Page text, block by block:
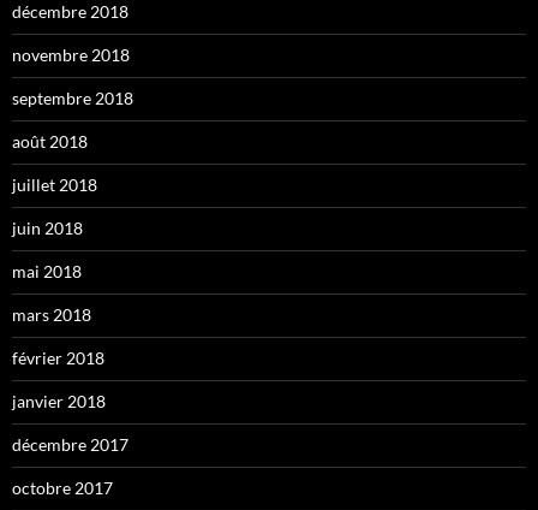
décembre 2018
novembre 2018
septembre 2018
août 2018
juillet 2018
juin 2018
mai 2018
mars 2018
février 2018
janvier 2018
décembre 2017
octobre 2017